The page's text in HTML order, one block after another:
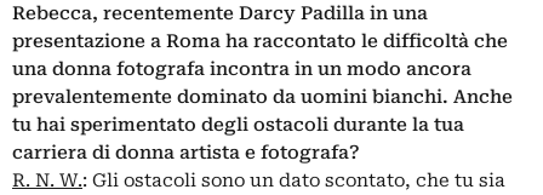
Rebecca, recentemente Darcy Padilla in una
presentazione a Roma ha raccontato le difficoltà che
una donna fotografa incontra in un modo ancora
prevalentemente dominato da uomini bianchi. Anche
tu hai sperimentato degli ostacoli durante la tua
carriera di donna artista e fotografa?
R. N. W.: Gli ostacoli sono un dato scontato, che tu sia